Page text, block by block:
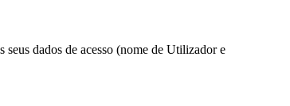
seus dados de acesso (nome de Utilizador e